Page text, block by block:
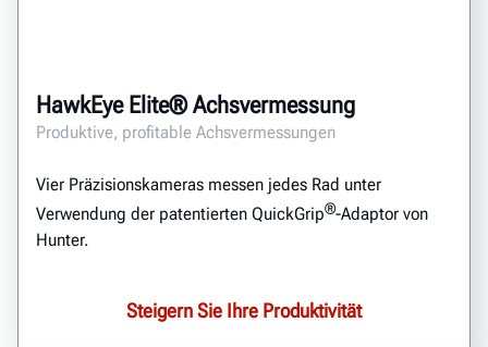
HawkEye Elite® Achsvermessung
Produktive, profitable Achsvermessungen
Vier Präzisionskameras messen jedes Rad unter
Verwendung der patentierten QuickGrip®-Adaptor von
Hunter.
Steigern Sie Ihre Produktivität